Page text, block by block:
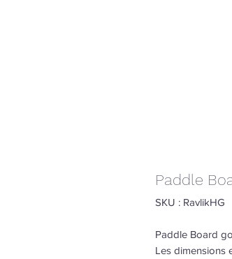
Paddle
SKU : RavlikHG
Paddle Board
Les dimensions